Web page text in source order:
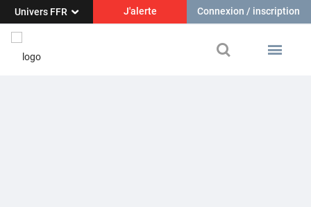
Univers FFR J'alerte Connexion / inscription